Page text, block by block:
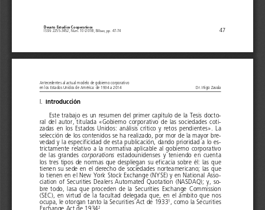
Deusto Estudios Cooperativos
ISSN: 2255-3452, Núm. 10 (2018), Bilbao, pp. 47-74
47
Antecedentes al actual modelo de gobierno corporativo
en los Estados Unidos de América: de 1934 a 2014
Dr. Iñigo Zavala
I. Introducción
Este trabajo es un resumen del primer capítulo de la Tesis docto-
ral  del  autor,  titulada  «Gobierno  corporativo  de  las  sociedades  coti-
zadas  en  los  Estados  Unidos:  análisis  crítico  y  retos  pendientes».  La
selección de los contenidos se ha realizado, por mor de la mayor bre-
vedad y la especificidad de esta publicación, dando prioridad a lo es-
trictamente  relativo  a  la  normativa  aplicable  al  gobierno  corporativo
de  las  grandes corporations
  estadounidenses  y  teniendo  en  cuenta
los  tres  tipos  de  normas  que  despliegan  su  eficacia  sobre  él:  las  que
tienen  su  sede  en  el  derecho  de  sociedades  norteamericano;  las  que
lo tienen en el New York Stock Exchange (NYSE) y en National Asso-
ciation  of  Securities  Dealers  Automated  Quotation  (NASDAQ);  y,  so-
bre  todo,  lasa  que  proceden  de  la  Securities  Exchange  Commission
(SEC),  en  virtud  de  la  facultad  delegada  que,  en  el  ámbito  que  nos
ocupa, le otorgan tanto la Securities Act de 1933 1
, como la Securities
Exchange Act de 19342